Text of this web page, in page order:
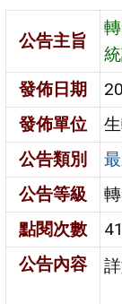
公告主旨
發佈日期
發佈單位
公告類別
公告等級
點閱次數
公告內容